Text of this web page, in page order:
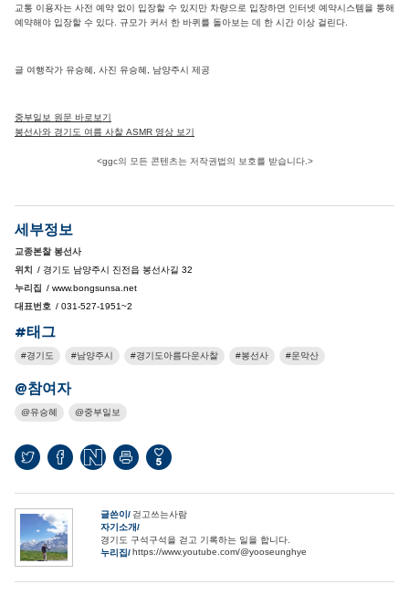
교통 이용자는 사전 예약 없이 입장할 수 있지만 차량으로 입장하면 인터넷 예약시스템을 통해
예약해야 입장할 수 있다. 규모가 커서 한 바퀴를 돌아보는 데 한 시간 이상 걸린다.
글 여행작가 유승혜, 사진 유승혜, 남양주시 제공
중부일보 원문 바로보기
봉선사와 경기도 여름 사찰 ASMR 영상 보기
<ggc의 모든 콘텐츠는 저작권법의 보호를 받습니다.>
세부정보
교종본찰 봉선사
위치
/ 경기도 남양주시 진전읍 봉선사길 32
누리집
/ www.bongsunsa.net
대표번호 / 031-527-1951~2
#태그
경기도 남양주시 경기도아름다운사찰 봉선사 운악산
@참여자
유승혜 중부일보
5
글쓴이
걷고쓰는사람
자기소개
경기도 구석구석을 걷고 기록하는 일을 합니다.
누리집 https://www.youtube.com/@yooseunghye